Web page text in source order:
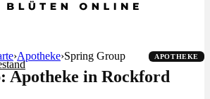
›Apotheke›Spring Group APOTHEKE
Apotheke in Rockford